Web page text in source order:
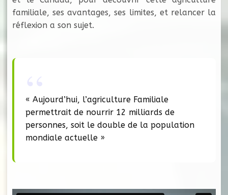
familiale, ses avantages, ses limites, et relancer la
réflexion a son sujet.
« Aujourd’hui, l’agriculture Familiale
permettrait de nourrir 12 milliards de
personnes, soit le double de la population
mondiale actuelle »